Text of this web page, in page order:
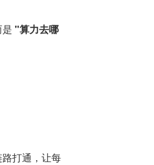
"算力去哪
打通，让每